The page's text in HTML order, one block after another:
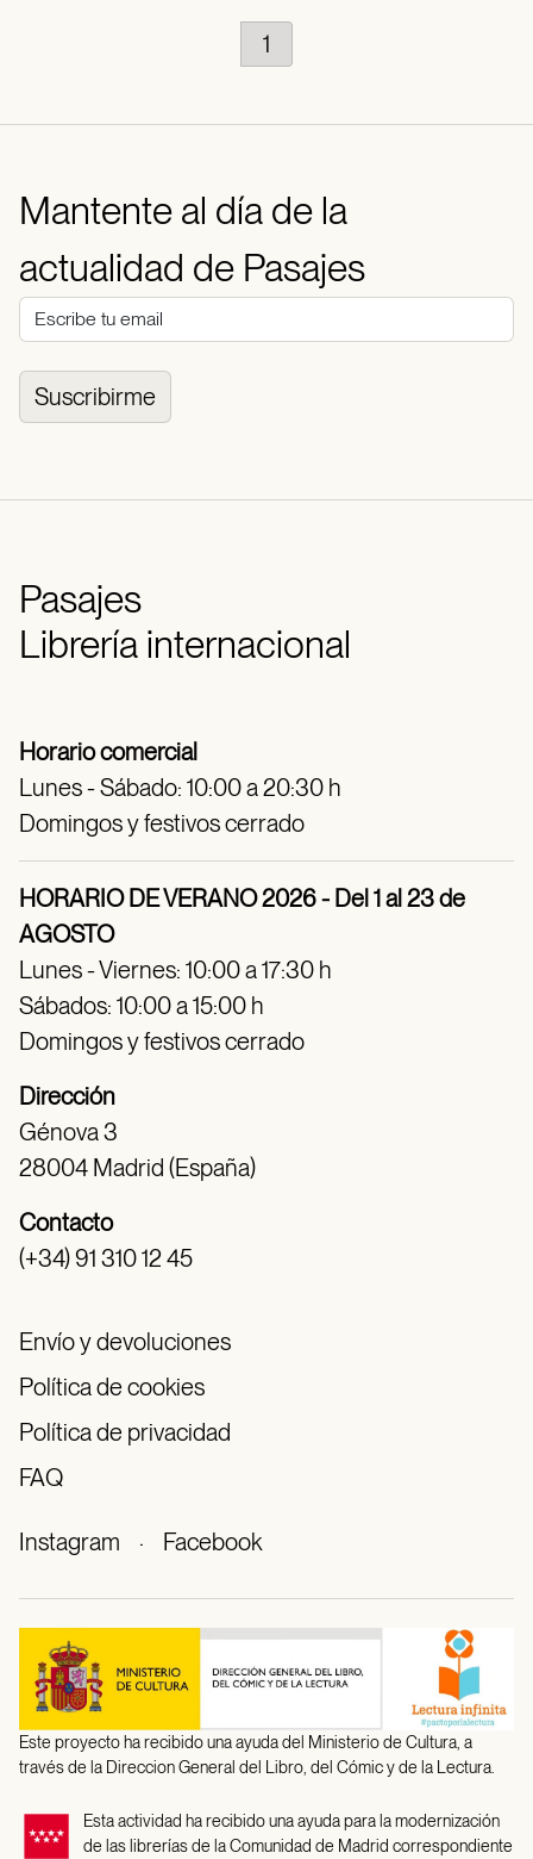
1
Mantente al día de la
actualidad de Pasajes
Suscribirme
Pasajes
Librería internacional
Horario comercial
Lunes - Sábado: 10:00 a 20:30 h
Domingos y festivos cerrado
HORARIO DE VERANO 2026 - Del 1 al 23 de
AGOSTO
Lunes - Viernes: 10:00 a 17:30 h
Sábados: 10:00 a 15:00 h
Domingos y festivos cerrado
Dirección
Génova 3
28004 Madrid (España)
Contacto
(+34) 91 310 12 45
Envío y devoluciones
Política de cookies
Política de privacidad
FAQ
Instagram · Facebook
Este proyecto ha recibido una ayuda del Ministerio de Cultura, a
través de la Direccion General del Libro, del Cómic y de la Lectura.
Esta actividad ha recibido una ayuda para la modernización
de las librerías de la Comunidad de Madrid correspondiente